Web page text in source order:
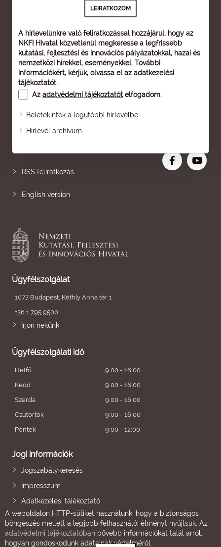
A hírlevelünkre való feliratkozással hozzájárul, hogy az
NKFI Hivatal közvetlenül megkeresse a legfrissebb
kutatási, fejlesztési és innovációs pályázatokkal, hazai és
nemzetközi hírekkel, eseményekkel. További
információkért, kérjük, olvassa el az adatkezelési
tájékoztatót.
Az adatvédelmi tájékoztatót elfogadom.
Beletekintek a legutóbbi hírlevélbe
Hírlevél archívum
Oldaltérkép
RSS feliratkozás
English version
Ügyfélszolgálat
1077 Budapest, Kéthly Anna tér 1.
+36 1 795 9500
Írjon nekünk
Ügyfélszolgálati idő
Hétfő
9:00 - 16:00
Kedd
9:00 - 16:00
Szerda
9:00 - 16:00
Csütörtök
9:00 - 16:00
Péntek
9:00 - 12:00
Jogi információk
Jogszabálykeresés
Impresszum
Adatkezelési tájékoztató
A weboldalon HTTP-sütiket használunk, hogy a biztonságos
böngészés mellett a legjobb felhasználói élményt nyújtsuk. Az
adatvédelmi tájékoztatóban bővebb információkat talál arról,
hogyan gondoskodunk adatainak védelméről.